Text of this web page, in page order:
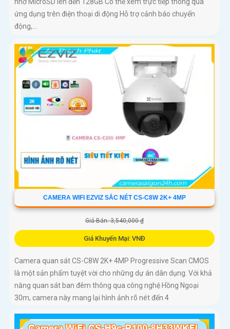
nhớ MicroSD lên đến 128GB Có thể xem trực tiếp thông qua
ứng dụng trên điện thoại di động Hỗ trợ cảnh báo chuyển
động,...
CAMERA WIFI EZVIZ SẮC NÉT CS-C8W 2K+ 4MP
Giá Bán: 3,540,000 ₫
Giá Khuyến Mại: VNĐ
Camera quan sát CS-C8W 2K+ 4MP Progressive Scan CMOS
là một sản phẩm tuyệt vời cho những dự án dân dụng. Với khả
năng quan sát ban đêm thông qua công nghệ Hồng Ngoại
30m, camera này mang lại hình ảnh rõ nét đến 4